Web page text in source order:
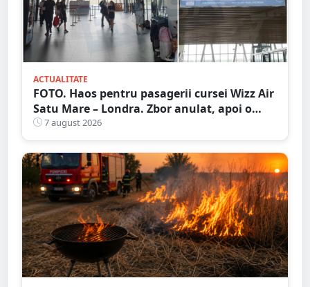
ACTUALITATE
FOTO. Haos pentru pasagerii cursei Wizz Air
Satu Mare – Londra. Zbor anulat, apoi o
nouă întârziere. Fără explicații clare
7 august 2026